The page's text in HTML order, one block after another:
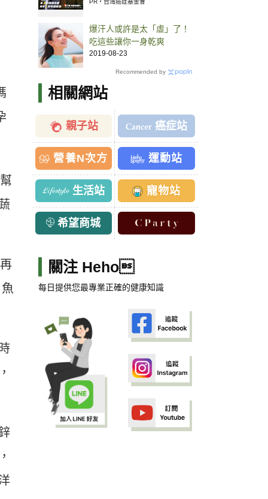
PR・台灣癌症基金會
爆汗人或許是太「虛」了！
吃這些讓你一身乾爽
2019-08-23
Recommended by
相關網站
親子站 癌症站
營養N次方 運動站
生活站 寵物站
希望商城
關注 Heho
每日提供您最專業正確的健康知識